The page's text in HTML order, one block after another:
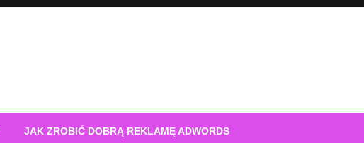
JAK ZROBIĆ DOBRĄ REKLAMĘ ADWORDS